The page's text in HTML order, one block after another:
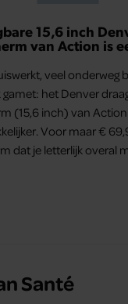
15,6 inch
van Action is
veel onderweg
het Denver
(15,6 inch) van
Voor maar €
dat je letterlijk overal
Santé